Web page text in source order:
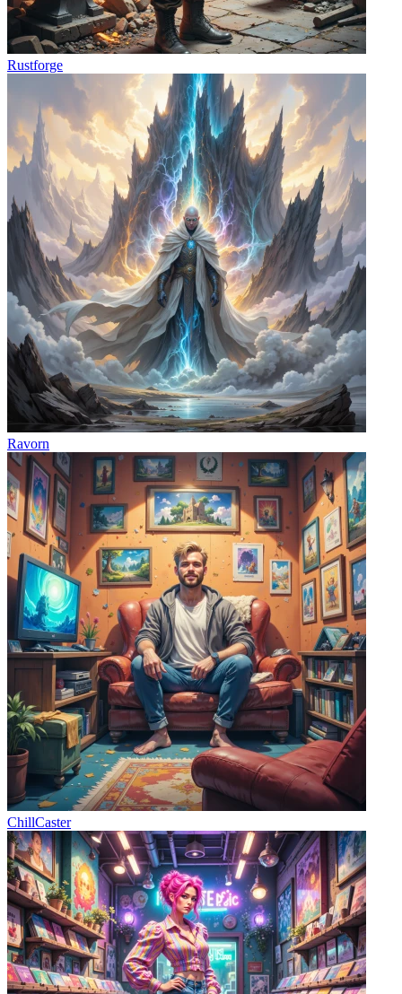
Rustforge
Ravorn
ChillCaster